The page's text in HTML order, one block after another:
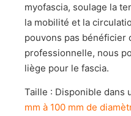
myofascia, soulage la
la mobilité et la
pouvons pas bénéficier
professionnelle, nous
liège pour le fascia.
Taille : Disponible dans
mm à 100 mm de